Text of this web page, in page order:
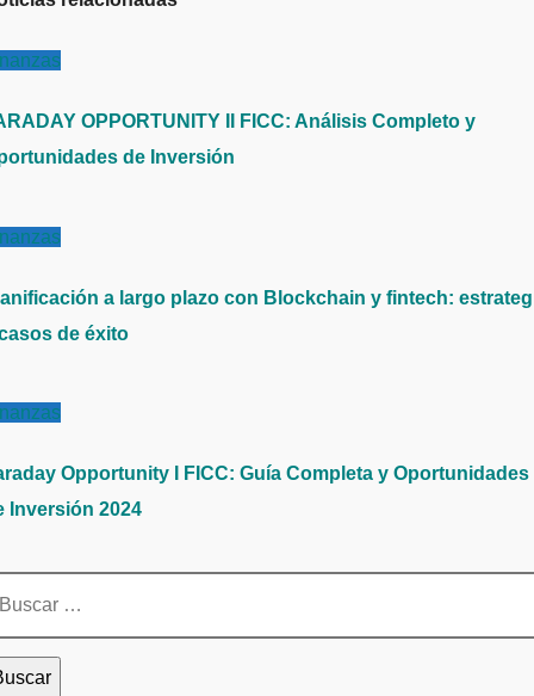
OPPORTUNITY II FICC: Análisis Completo y
de Inversión
a largo plazo con Blockchain y fintech:
de éxito
Opportunity I FICC: Guía Completa y Oportunidades
Inversión 2024